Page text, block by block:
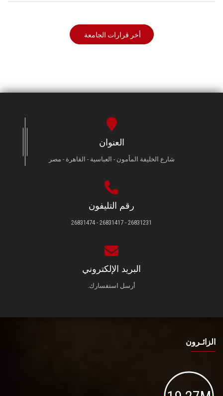
أخر قرارات الجامعة
العنوان
شارع الخليفة المأمون - العباسية - القاهرة - مصر
رقم التليفون
26831231 - 26831417 - 26831474
البريد الإلكتروني
أرسل استفسارك.
الزائـرون